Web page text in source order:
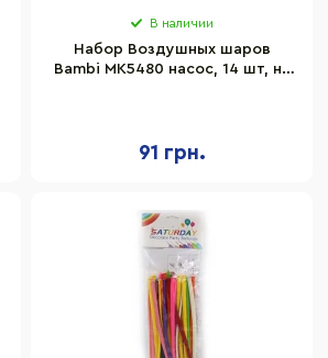
В наличии
Набор Воздушных шаров
Bambi MK5480 насос, 14 шт, на
91 грн.